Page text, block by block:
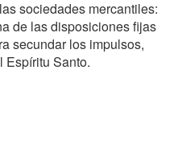
sociedades mercantiles:
de las disposiciones fijas
secundar los impulsos,
Espíritu Santo.